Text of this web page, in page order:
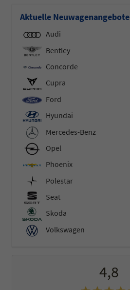
Aktuelle Neuwagenangebote
Audi
Bentley
Concorde
Cupra
Ford
Hyundai
Mercedes-Benz
Opel
Phoenix
Polestar
Seat
Skoda
Volkswagen
4,8